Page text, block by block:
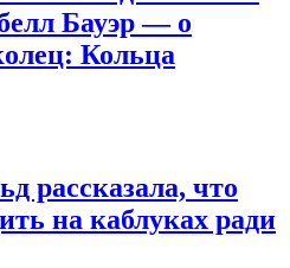
Бауэр — о
Кольца
рассказала, что
на каблуках ради